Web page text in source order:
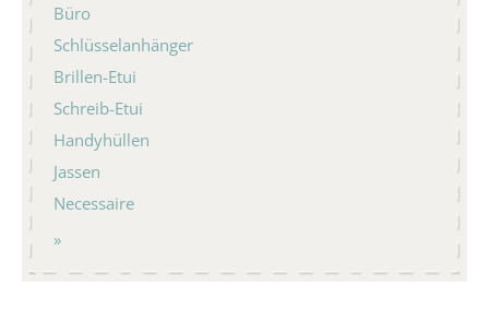
Büro
Schlüsselanhänger
Brillen-Etui
Schreib-Etui
Handyhüllen
Jassen
Necessaire